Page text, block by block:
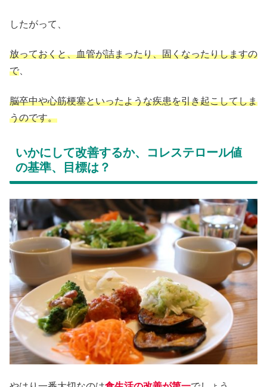
したがって、
放っておくと、血管が詰まったり、固くなったりしますの
で
脳卒中や心筋梗塞といったような疾患を引き起こしてしま
うのです。
いかにして改善するか、コレステロール値
の基準、目標は？